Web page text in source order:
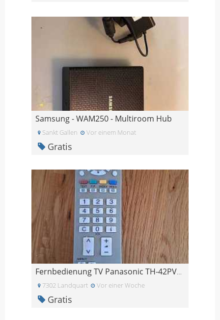
Samsung - WAM250 - Multiroom Hub
Sankt Gallen Vor einem Monat
Gratis
Fernbedienung TV Panasonic TH-42PV60EH
7302 Landquart Vor einer Woche
Gratis